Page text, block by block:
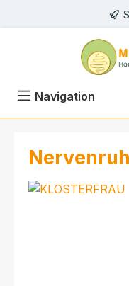
Navigation